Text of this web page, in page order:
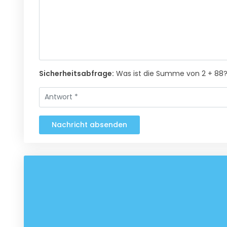
Sicherheitsabfrage: Was ist die Summe von 2 + 88?
Nachricht absenden